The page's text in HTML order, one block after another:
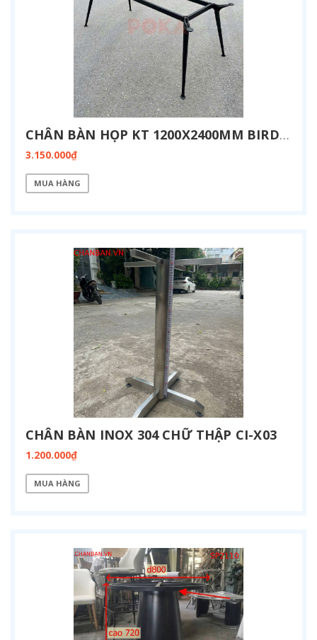
CHÂN BÀN HỌP KT 1200X2400MM BIRD-P1224
3.150.000₫
MUA HÀNG
CHÂN BÀN INOX 304 CHỮ THẬP CI-X03
1.200.000₫
MUA HÀNG